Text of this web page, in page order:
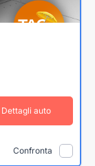
Dettagli auto
Confronta